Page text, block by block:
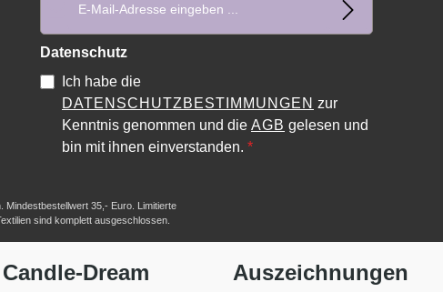
Datenschutz
Ich habe die
DATENSCHUTZBESTIMMUNGEN zur
Kenntnis genommen und die AGB gelesen und
bin mit ihnen einverstanden. *
Mindestbestellwert 35,- Euro. Limitierte
sind komplett ausgeschlossen.
Candle-Dream
Auszeichnungen